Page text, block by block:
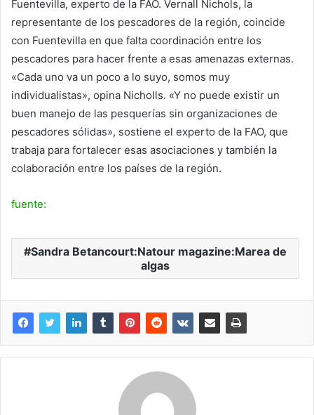
Fuentevilla, experto de la FAO. Vernall Nichols, la
representante de los pescadores de la región, coincide
con Fuentevilla en que falta coordinación entre los
pescadores para hacer frente a esas amenazas externas.
«Cada uno va un poco a lo suyo, somos muy
individualistas», opina Nicholls. «Y no puede existir un
buen manejo de las pesquerías sin organizaciones de
pescadores sólidas», sostiene el experto de la FAO, que
trabaja para fortalecer esas asociaciones y también la
colaboración entre los países de la región.
fuente:
Sandra Betancourt:Natour magazine:Marea de
algas